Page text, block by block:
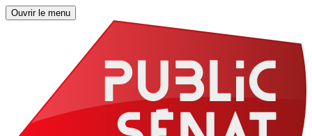
Ouvrir le menu